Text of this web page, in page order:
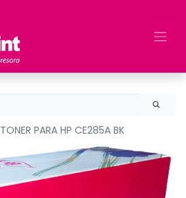
TONER PARA HP CE285A BK